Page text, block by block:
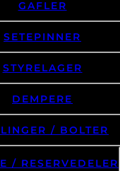
SETEPINNER
STYRELAGER
DEMPERE
/ BOLTER
/ RESERVEDELER